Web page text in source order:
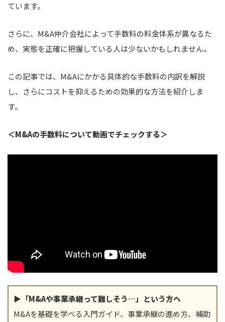
ています。
さらに、M&A仲介会社によって手数料の料金体系が異なるた
め、実態を正確に把握している人は少ないかもしれません。
この記事では、M&Aにかかる具体的な手数料の内訳を解説
し、さらにコストを抑えるための効果的な方法を紹介しま
す。
＜M&Aの手数料について動画でチェックする＞
▶「M&Aや事業承継って難しそう…」という方へ
M&Aを基礎を学べる入門ガイド、事業承継の進め方、補助